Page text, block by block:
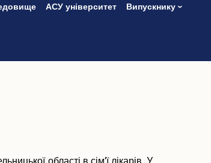
АСУ університет
Випускнику